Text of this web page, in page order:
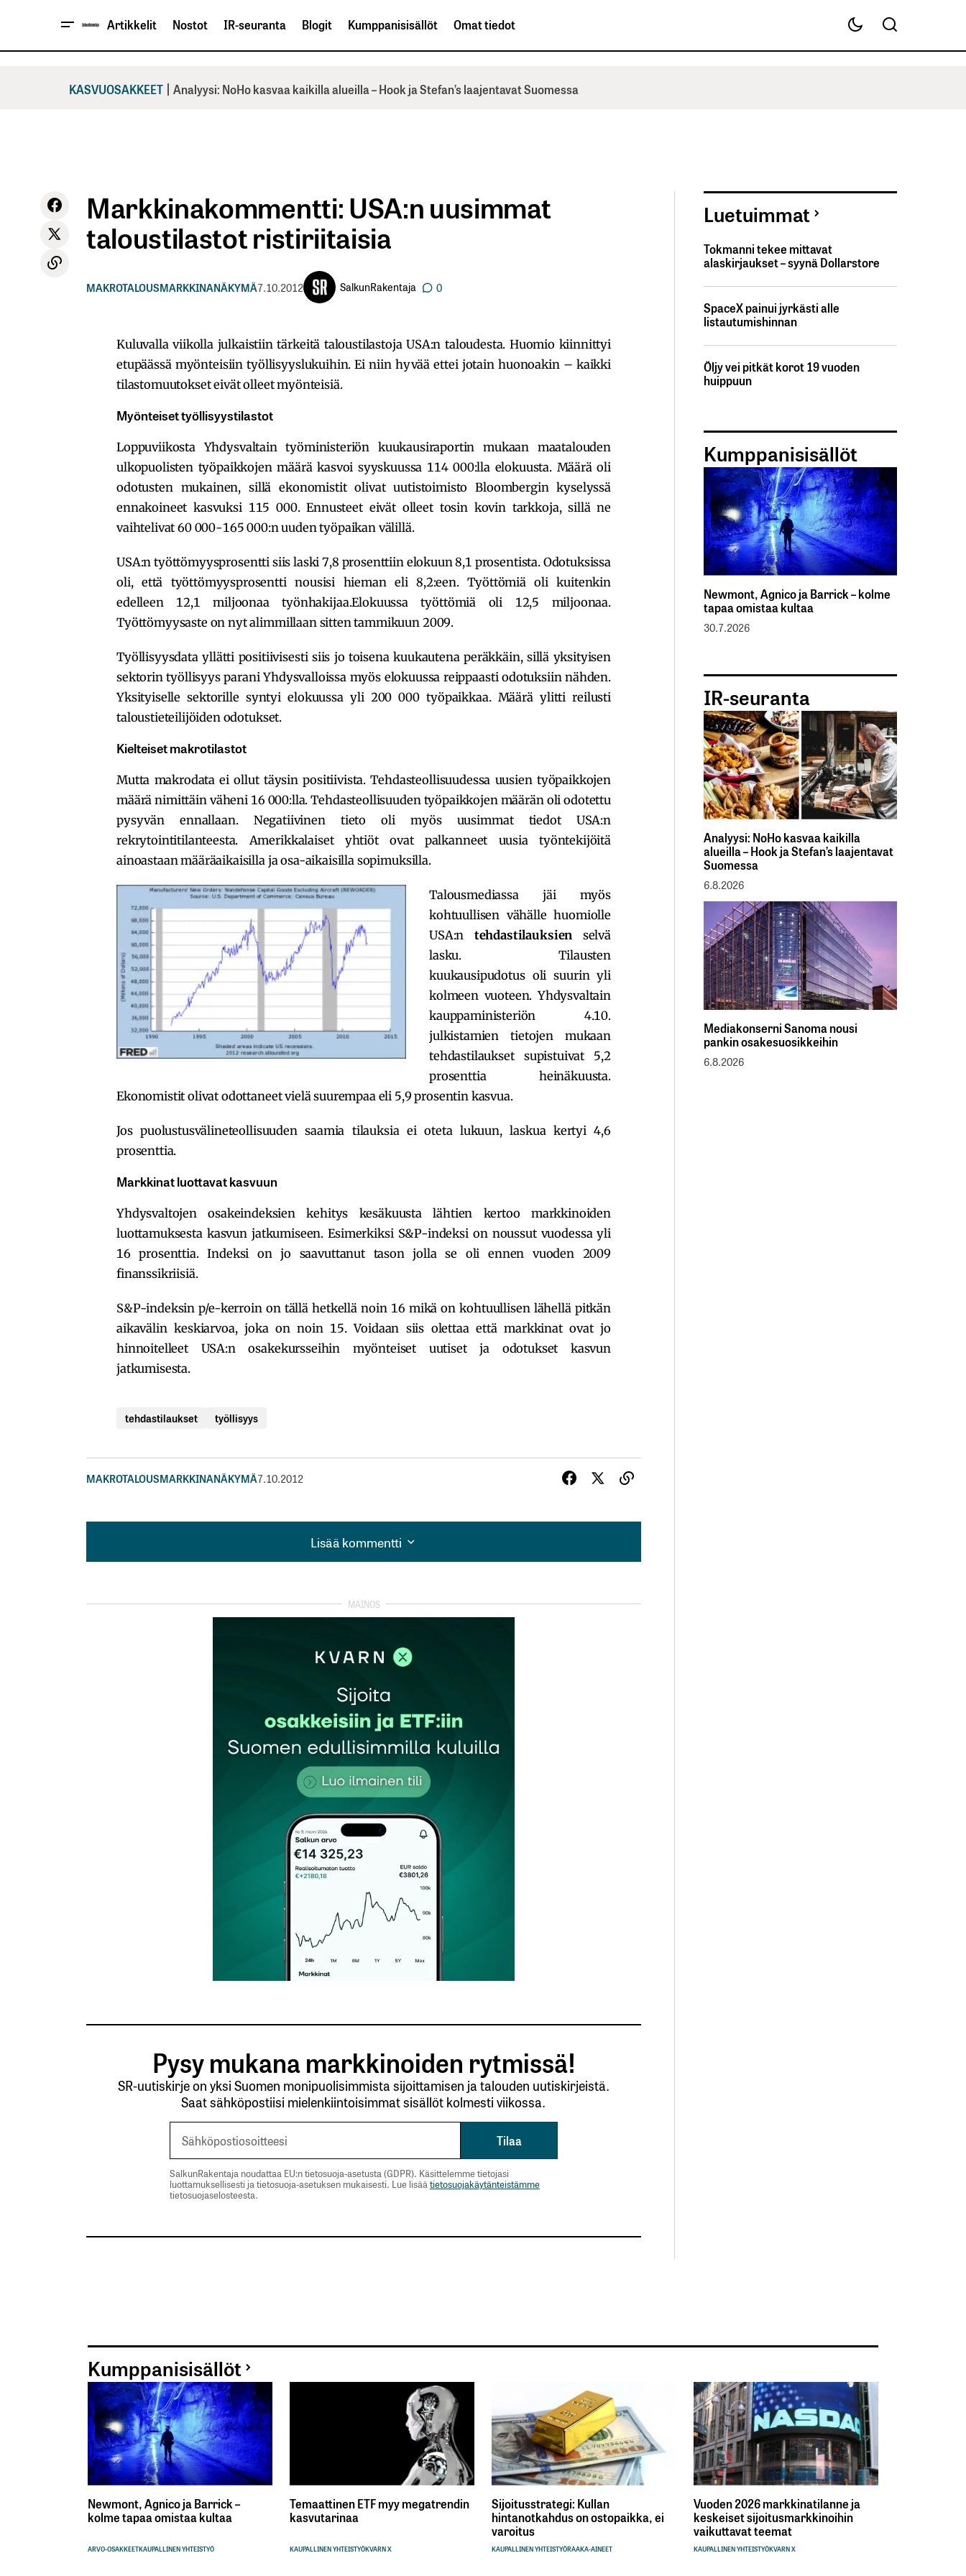
Artikkelit Nostot IR-seuranta Blogit Kumppanisisällöt Omat tiedot
KASVUOSAKKEET | Analyysi: NoHo kasvaa kaikilla alueilla – Hook ja Stefan’s laajentavat Suomessa
Markkinakommentti: USA:n uusimmat
taloustilastot ristiriitaisia
MAKROTALOUSMARKKINANÄKYMÄ7.10.2012 SalkunRakentaja 0
Kuluvalla viikolla julkaistiin tärkeitä taloustilastoja USA:n taloudesta. Huomio kiinnittyi
etupäässä myönteisiin työllisyyslukuihin. Ei niin hyvää ettei jotain huonoakin – kaikki
tilastomuutokset eivät olleet myönteisiä.
Myönteiset työllisyystilastot
Loppuviikosta Yhdysvaltain työministeriön kuukausiraportin mukaan maatalouden
ulkopuolisten työpaikkojen määrä kasvoi syyskuussa 114 000:lla elokuusta. Määrä oli
odotusten mukainen, sillä ekonomistit olivat uutistoimisto Bloombergin kyselyssä
ennakoineet kasvuksi 115 000. Ennusteet eivät olleet tosin kovin tarkkoja, sillä ne
vaihtelivat 60 000-165 000:n uuden työpaikan välillä.
USA:n työttömyysprosentti siis laski 7,8 prosenttiin elokuun 8,1 prosentista. Odotuksissa
oli, että työttömyysprosentti nousisi hieman eli 8,2:een. Työttömiä oli kuitenkin
edelleen 12,1 miljoonaa työnhakijaa.Elokuussa työttömiä oli 12,5 miljoonaa.
Työttömyysaste on nyt alimmillaan sitten tammikuun 2009.
Työllisyysdata yllätti positiivisesti siis jo toisena kuukautena peräkkäin, sillä yksityisen
sektorin työllisyys parani Yhdysvalloissa myös elokuussa reippaasti odotuksiin nähden.
Yksityiselle sektorille syntyi elokuussa yli 200 000 työpaikkaa. Määrä ylitti reilusti
taloustieteilijöiden odotukset.
Kielteiset makrotilastot
Mutta makrodata ei ollut täysin positiivista. Tehdasteollisuudessa uusien työpaikkojen
määrä nimittäin väheni 16 000:lla. Tehdasteollisuuden työpaikkojen määrän oli odotettu
pysyvän ennallaan. Negatiivinen tieto oli myös uusimmat tiedot USA:n
rekrytointitilanteesta. Amerikkalaiset yhtiöt ovat palkanneet uusia työntekijöitä
ainoastaan määräaikaisilla ja osa-aikaisilla sopimuksilla.
Talousmediassa jäi myös
kohtuullisen vähälle huomiolle
USA:n tehdastilauksien selvä
lasku. Tilausten
kuukausipudotus oli suurin yli
kolmeen vuoteen. Yhdysvaltain
kauppaministeriön 4.10.
julkistamien tietojen mukaan
tehdastilaukset supistuivat 5,2
prosenttia heinäkuusta.
Ekonomistit olivat odottaneet vielä suurempaa eli 5,9 prosentin kasvua.
Jos puolustusvälineteollisuuden saamia tilauksia ei oteta lukuun, laskua kertyi 4,6
prosenttia.
Markkinat luottavat kasvuun
Yhdysvaltojen osakeindeksien kehitys kesäkuusta lähtien kertoo markkinoiden
luottamuksesta kasvun jatkumiseen. Esimerkiksi S&P-indeksi on noussut vuodessa yli
16 prosenttia. Indeksi on jo saavuttanut tason jolla se oli ennen vuoden 2009
finanssikriisiä.
S&P-indeksin p/e-kerroin on tällä hetkellä noin 16 mikä on kohtuullisen lähellä pitkän
aikavälin keskiarvoa, joka on noin 15. Voidaan siis olettaa että markkinat ovat jo
hinnoitelleet USA:n osakekursseihin myönteiset uutiset ja odotukset kasvun
jatkumisesta.
tehdastilaukset työllisyys
MAKROTALOUSMARKKINANÄKYMÄ7.10.2012
Lisää kommentti
Lisää kommentti
Pakolliset kentät on merkitty
Sähköpostiosoitteesi
Pysy mukana markkinoiden rytmissä!
SR-uutiskirje on yksi Suomen monipuolisimmista sijoittamisen ja talouden uutiskirjeistä.
Saat sähköpostiisi mielenkiintoisimmat sisällöt kolmesti viikossa.
SalkunRakentaja noudattaa EU:n tietosuoja-asetusta (GDPR). Käsittelemme tietojasi
luottamuksellisesti ja tietosuoja-asetuksen mukaisesti. Lue lisää tietosuojakäytänteistämme
tietosuojaselosteesta.
Luetuimmat
Tokmanni tekee mittavat
alaskirjaukset – syynä Dollarstore
SpaceX painui jyrkästi alle
listautumishinnan
Öljy vei pitkät korot 19 vuoden
huippuun
Kumppanisisällöt
Newmont, Agnico ja Barrick – kolme
tapaa omistaa kultaa
30.7.2026
IR-seuranta
Analyysi: NoHo kasvaa kaikilla
alueilla – Hook ja Stefan’s laajentavat
Suomessa
6.8.2026
Mediakonserni Sanoma nousi
pankin osakesuosikkeihin
6.8.2026
Kumppanisisällöt
Newmont, Agnico ja Barrick –
kolme tapaa omistaa kultaa
ARVO-OSAKKEETKAUPALLINEN YHTEISTYÖ
Temaattinen ETF myy megatrendin
kasvutarinaa
KAUPALLINEN YHTEISTYÖKVARN X
Sijoitusstrategi: Kullan
hintanotkahdus on ostopaikka, ei
varoitus
KAUPALLINEN YHTEISTYÖRAAKA-AINEET
Vuoden 2026 markkinatilanne ja
keskeiset sijoitusmarkkinoihin
vaikuttavat teemat
KAUPALLINEN YHTEISTYÖKVARN X